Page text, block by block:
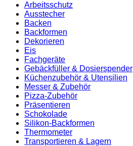
Arbeitsschutz
Ausstecher
Backen
Backformen
Dekorieren
Eis
Fachgeräte
Gebäckfüller & Dosierspender
Küchenzubehör & Utensilien
Messer & Zubehör
Pizza-Zubehör
Präsentieren
Schokolade
Silikon-Backformen
Thermometer
Transportieren & Lagern